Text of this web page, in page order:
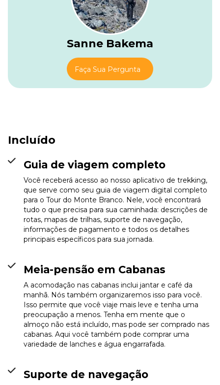
chegar ao Refuge Elisabetta, sua parada para a noite.
Rifugio Elisabetta
Sanne Bakema
Faça Sua Pergunta
Incluído
Guia de viagem completo
Você receberá acesso ao nosso aplicativo de trekking,
que serve como seu guia de viagem digital completo
para o Tour do Monte Branco. Nele, você encontrará
tudo o que precisa para sua caminhada: descrições de
rotas, mapas de trilhas, suporte de navegação,
informações de pagamento e todos os detalhes
principais específicos para sua jornada.
Meia-pensão em Cabanas
A acomodação nas cabanas inclui jantar e café da
manhã. Nós também organizaremos isso para você.
Isso permite que você viaje mais leve e tenha uma
preocupação a menos. Tenha em mente que o
almoço não está incluído, mas pode ser comprado nas
cabanas. Aqui você também pode comprar uma
variedade de lanches e água engarrafada.
Suporte de navegação